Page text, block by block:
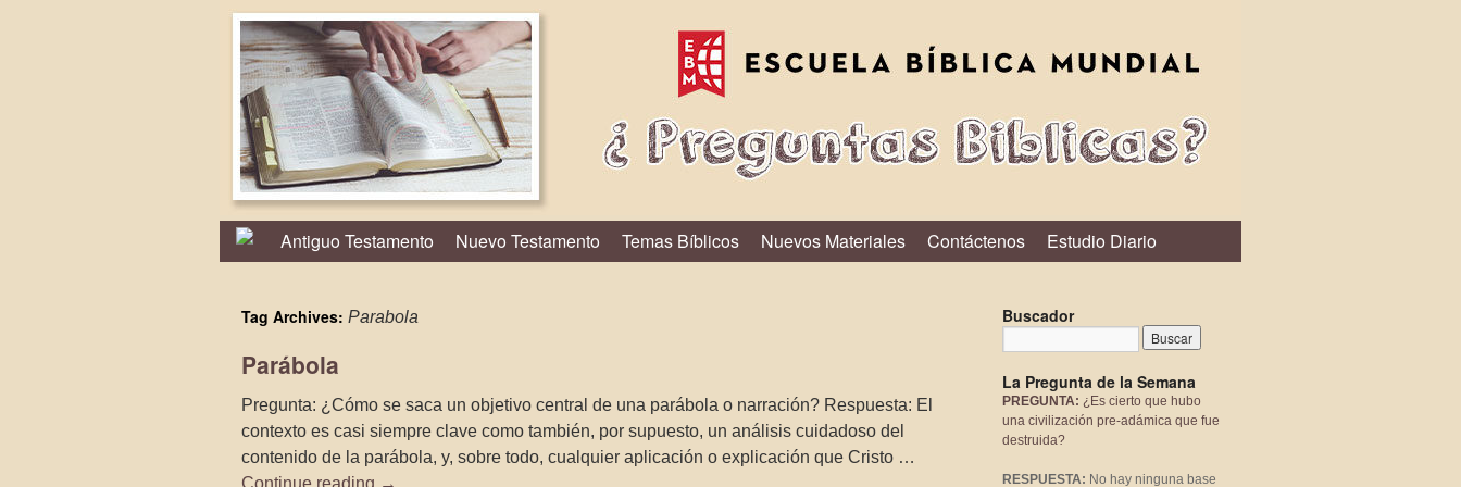
Antiguo Testamento Nuevo Testamento Temas Bíblicos Nuevos Materiales Contáctenos Estudio Diario
Tag Archives: Parabola
Parábola
Pregunta: ¿Cómo se saca un objetivo central de una parábola o narración? Respuesta: El
contexto es casi siempre clave como también, por supuesto, un análisis cuidadoso del
contenido de la parábola, y, sobre todo, cualquier aplicación o explicación que Cristo …
Continue reading →
Buscador
La Pregunta de la Semana
PREGUNTA: ¿Es cierto que hubo
una civilización pre-adámica que fue
destruida?
RESPUESTA: No hay ninguna base